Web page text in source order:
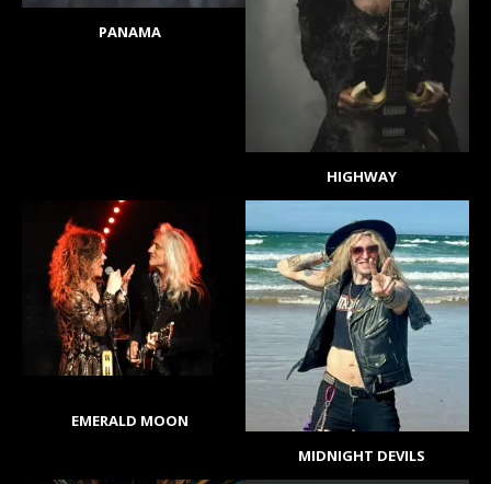
PANAMA
HIGHWAY
EMERALD MOON
MIDNIGHT DEVILS